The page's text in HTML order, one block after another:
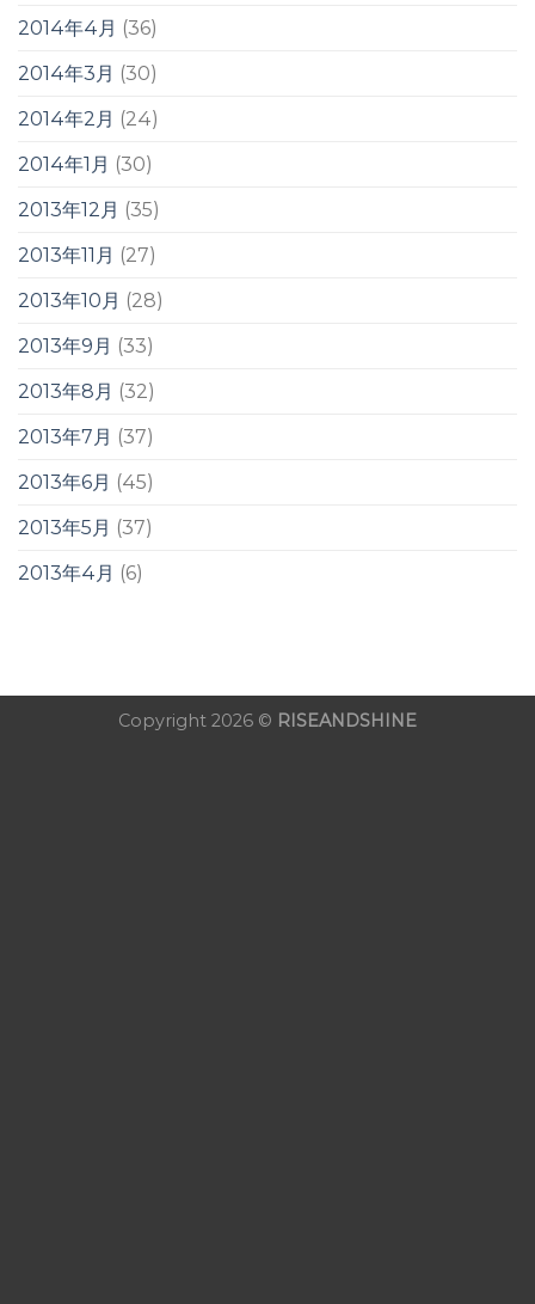
2014年4月 (36)
2014年3月 (30)
2014年2月 (24)
2014年1月 (30)
2013年12月 (35)
2013年11月 (27)
2013年10月 (28)
2013年9月 (33)
2013年8月 (32)
2013年7月 (37)
2013年6月 (45)
2013年5月 (37)
2013年4月 (6)
Copyright 2026 © RISEANDSHINE